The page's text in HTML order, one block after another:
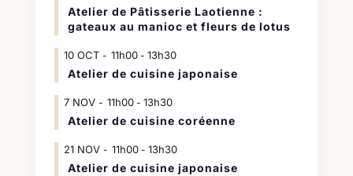
Atelier de Pâtisserie Laotienne :
gateaux au manioc et fleurs de lotus
10 OCT 11h00- 13h30
Atelier de cuisine japonaise
7 NOV 11h00- 13h30
Atelier de cuisine coréenne
21 NOV 11h00- 13h30
Atelier de cuisine japonaise